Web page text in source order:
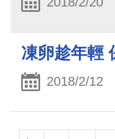
凍卵趁年輕
2018/2/12